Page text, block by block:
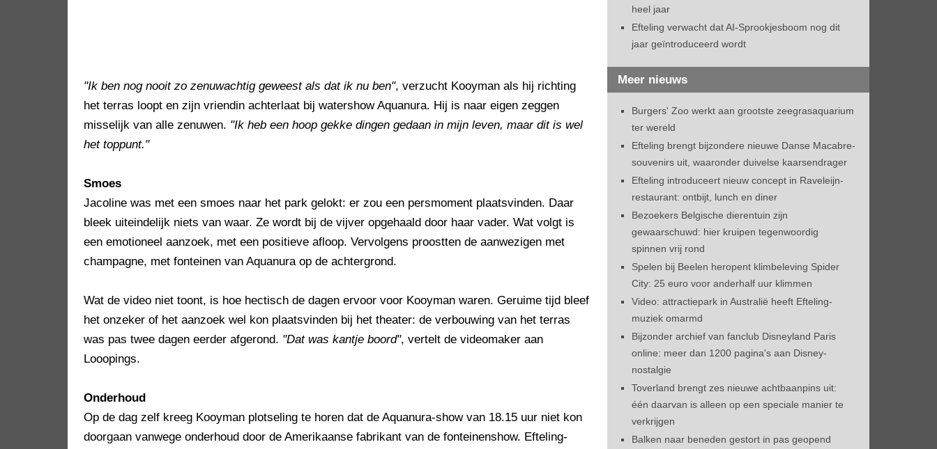
"Ik ben nog nooit zo zenuwachtig geweest als dat ik nu ben", verzucht Kooyman als hij richting
het terras loopt en zijn vriendin achterlaat bij watershow Aquanura. Hij is naar eigen zeggen
misselijk van alle zenuwen. "Ik heb een hoop gekke dingen gedaan in mijn leven, maar dit is wel
het toppunt."
Smoes
Jacoline was met een smoes naar het park gelokt: er zou een persmoment plaatsvinden. Daar
bleek uiteindelijk niets van waar. Ze wordt bij de vijver opgehaald door haar vader. Wat volgt is
een emotioneel aanzoek, met een positieve afloop. Vervolgens proostten de aanwezigen met
champagne, met fonteinen van Aquanura op de achtergrond.
Wat de video niet toont, is hoe hectisch de dagen ervoor voor Kooyman waren. Geruime tijd bleef
het onzeker of het aanzoek wel kon plaatsvinden bij het theater: de verbouwing van het terras
was pas twee dagen eerder afgerond. "Dat was kantje boord", vertelt de videomaker aan
Looopings.
Onderhoud
Op de dag zelf kreeg Kooyman plotseling te horen dat de Aquanura-show van 18.15 uur niet kon
doorgaan vanwege onderhoud door de Amerikaanse fabrikant van de fonteinenshow. Efteling-
heel jaar
Efteling verwacht dat AI-Sprookjesboom nog dit
jaar geïntroduceerd wordt
Meer nieuws
Burgers' Zoo werkt aan grootste zeegrasaquarium
ter wereld
Efteling brengt bijzondere nieuwe Danse Macabre-
souvenirs uit, waaronder duivelse kaarsendrager
Efteling introduceert nieuw concept in Raveleijn-
restaurant: ontbijt, lunch en diner
Bezoekers Belgische dierentuin zijn
gewaarschuwd: hier kruipen tegenwoordig
spinnen vrij rond
Spelen bij Beelen heropent klimbeleving Spider
City: 25 euro voor anderhalf uur klimmen
Video: attractiepark in Australië heeft Efteling-
muziek omarmd
Bijzonder archief van fanclub Disneyland Paris
online: meer dan 1200 pagina's aan Disney-
nostalgie
Toverland brengt zes nieuwe achtbaanpins uit:
één daarvan is alleen op een speciale manier te
verkrijgen
Balken naar beneden gestort in pas geopend